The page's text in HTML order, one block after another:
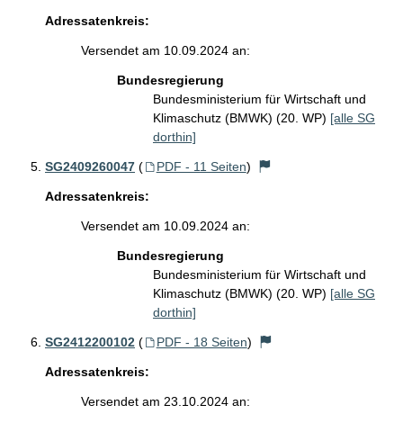
Adressatenkreis:
Versendet am 10.09.2024 an:
Bundesregierung
Bundesministerium für Wirtschaft und
Klimaschutz (BMWK) (20. WP) [alle SG
dorthin]
SG2409260047 ( PDF - 11 Seiten)
Adressatenkreis:
Versendet am 10.09.2024 an:
Bundesregierung
Bundesministerium für Wirtschaft und
Klimaschutz (BMWK) (20. WP) [alle SG
dorthin]
SG2412200102 ( PDF - 18 Seiten)
Adressatenkreis:
Versendet am 23.10.2024 an: